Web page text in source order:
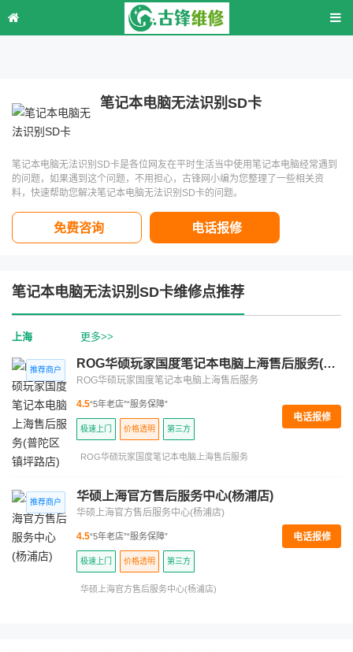
笔记本电脑无法识别SD卡
笔记本电脑无法识别SD卡是各位网友在平时生活当中使用笔记本电脑经常遇到
的问题，如果遇到这个问题，不用担心，古锋网小编为您整理了一些相关资
料，快速帮助您解决笔记本电脑无法识别SD卡的问题。
免费咨询 电话报修
笔记本电脑无法识别SD卡维修点推荐
上海 更多>>
ROG华硕玩家国度笔记本电脑上海售后服务(普陀区镇坪路店)
ROG华硕玩家国度笔记本电脑上海售后服务
4.5“5年老店”“服务保障”
极速上门 价格透明 第三方
ROG华硕玩家国度笔记本电脑上海售后服务
电话报修
华硕上海官方售后服务中心(杨浦店)
华硕上海官方售后服务中心(杨浦店)
4.5“5年老店”“服务保障”
极速上门 价格透明 第三方
华硕上海官方售后服务中心(杨浦店)
电话报修